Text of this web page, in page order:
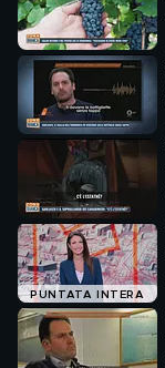
PUNTATA INTERA